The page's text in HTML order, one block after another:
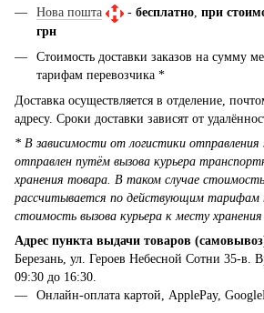
Нова пошта - бесплатно при
грн
Стоимость доставки заказов на сумму
тарифам перевозчика *
Доставка осуществляется в отделение,
адресу. Сроки доставки зависят от
* В зависимости от логистики
отправлен путём вызова курьера
хранения товара. В таком случае
рассчитывается по действующим тарифам
стоимость вызова курьера к месту
Адрес пункта выдачи товаров
Березань, ул. Героев Небесной Сотни 35-в.
09:30 до 16:30.
Онлайн-оплата картой, ApplePay,